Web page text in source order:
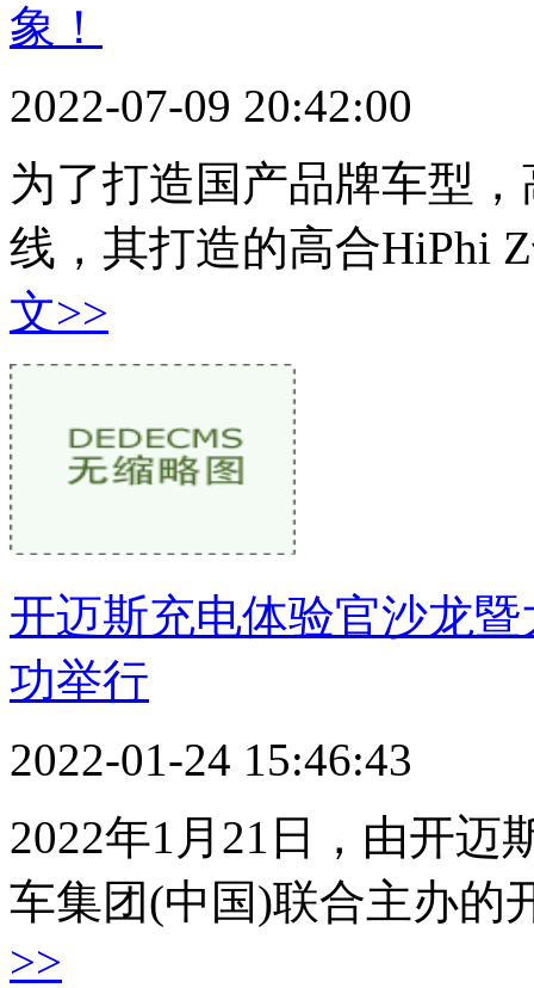
象！
2022-07-09 20:42:00
为了打造国产品牌车型
线，其打造的高合HiPhi
文>>
开迈斯充电体验官沙龙
功举行
2022-01-24 15:46:43
2022年1月21日，由开迈
车集团(中国)联合主办
>>